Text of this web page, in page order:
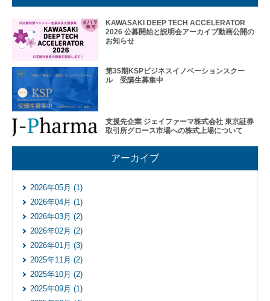
アク
セラ
レー
ショ
ンプ
ログ
ラム
そ
の
他
の
ン
支
再
細胞
医療
産業
化支
KAWASAKI DEEP TECH ACCELERATOR
2026 公募開始と説明会アーカイブ動画公開の
お知らせ
第35期KSPビジネスイノベーションスクー
ル 受講生募集中
支援先企業 ジェイファーマ株式会社 東京証券
取引所グロース市場への株式上場について
アーカイブ
2026年05月 (1)
2026年04月 (1)
2026年03月 (2)
2026年02月 (2)
2026年01月 (3)
2025年11月 (2)
2025年10月 (2)
2025年09月 (1)